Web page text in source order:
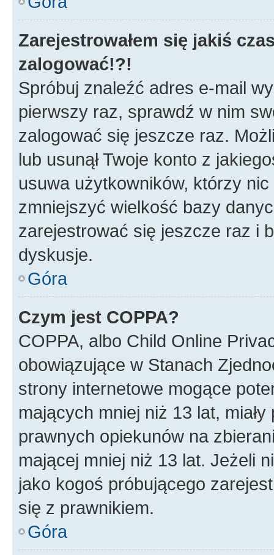
Zarejestrowałem się jakiś
zalogować!?!
Spróbuj znaleźć adres e-mail
pierwszy raz, sprawdź w nim
zalogować się jeszcze raz.
lub usunął Twoje konto z
usuwa użytkowników, którzy
zmniejszyć wielkość bazy
zarejestrować się jeszcze raz i
dyskusje.
Góra
Czym jest COPPA?
COPPA, albo Child Online
obowiązujące w Stanach
strony internetowe mogące
mających mniej niż 13 lat,
prawnych opiekunów na
mającej mniej niż 13 lat. Jeżeli
jako kogoś próbującego
się z prawnikiem.
Góra